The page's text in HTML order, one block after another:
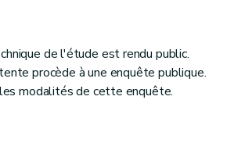
de l'étude est rendu public.
procède à une enquête publique.
modalités de cette enquête.